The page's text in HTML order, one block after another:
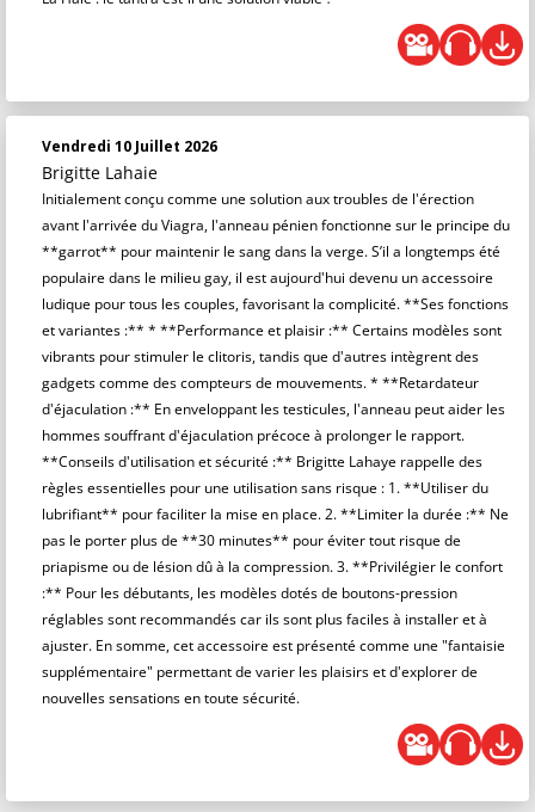
Vendredi 10 Juillet 2026
Brigitte Lahaie
Initialement conçu comme une solution aux troubles de l'érection
avant l'arrivée du Viagra, l'anneau pénien fonctionne sur le principe du
**garrot** pour maintenir le sang dans la verge. S’il a longtemps été
populaire dans le milieu gay, il est aujourd'hui devenu un accessoire
ludique pour tous les couples, favorisant la complicité. **Ses fonctions
et variantes :** * **Performance et plaisir :** Certains modèles sont
vibrants pour stimuler le clitoris, tandis que d'autres intègrent des
gadgets comme des compteurs de mouvements. * **Retardateur
d'éjaculation :** En enveloppant les testicules, l'anneau peut aider les
hommes souffrant d'éjaculation précoce à prolonger le rapport.
**Conseils d'utilisation et sécurité :** Brigitte Lahaye rappelle des
règles essentielles pour une utilisation sans risque : 1. **Utiliser du
lubrifiant** pour faciliter la mise en place. 2. **Limiter la durée :** Ne
pas le porter plus de **30 minutes** pour éviter tout risque de
priapisme ou de lésion dû à la compression. 3. **Privilégier le confort
:** Pour les débutants, les modèles dotés de boutons-pression
réglables sont recommandés car ils sont plus faciles à installer et à
ajuster. En somme, cet accessoire est présenté comme une "fantaisie
supplémentaire" permettant de varier les plaisirs et d'explorer de
nouvelles sensations en toute sécurité.